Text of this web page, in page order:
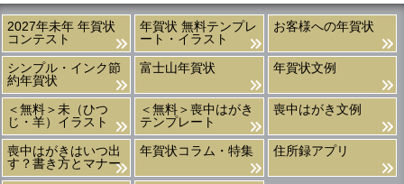
2027年未年 年賀状
コンテスト
年賀状 無料テンプレ
ート・イラスト
お客様への年賀状
シンプル・インク節
約年賀状
富士山年賀状 年賀状文例
＜無料＞未（ひつ
じ・羊）イラスト
＜無料＞喪中はがき
テンプレート
喪中はがき文例
喪中はがきはいつ出
す？書き方とマナー
年賀状コラム・特集 住所録アプリ